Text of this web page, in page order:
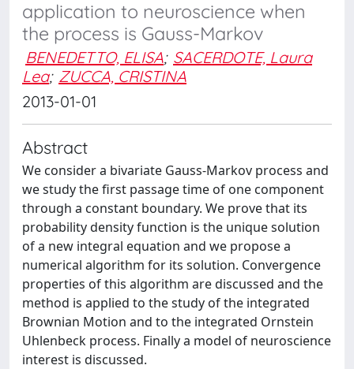
application to neuroscience when
the process is Gauss-Markov
BENEDETTO, ELISA; SACERDOTE, Laura
Lea; ZUCCA, CRISTINA
2013-01-01
Abstract
We consider a bivariate Gauss-Markov process and
we study the first passage time of one component
through a constant boundary. We prove that its
probability density function is the unique solution
of a new integral equation and we propose a
numerical algorithm for its solution. Convergence
properties of this algorithm are discussed and the
method is applied to the study of the integrated
Brownian Motion and to the integrated Ornstein
Uhlenbeck process. Finally a model of neuroscience
interest is discussed.